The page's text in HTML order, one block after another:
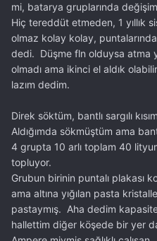
mi, batarya gruplarında
Hiç tereddüt etmeden, 1 yıllık
olmaz kolay kolay,
dedi. Düşme fln olduysa atma
olmadı ama ikinci el aldık
lazım dedim.
Direk söktüm, bantlı sargılı
Aldığımda sökmüştüm ama
4 grupta 10 arlı toplam 40
topluyor.
Grubun birinin puntalı plakası
ama altına yığılan pasta
pastaymış. Aha dedim
hallettim diğer köşede bir yer